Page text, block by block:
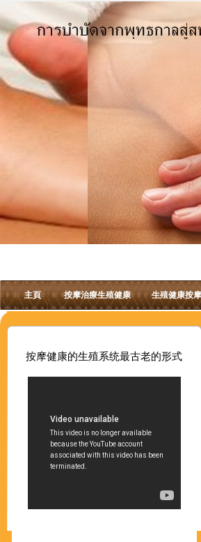
主頁 按摩治療生殖健康 生殖健康按
按摩健康的生殖系统最古老的形式